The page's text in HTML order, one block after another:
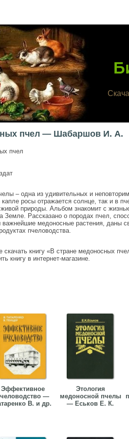
пчел — Шабаршов И. А.
пчел
– одна из удивительных и
росы отражается солнце, так и в
природы. Альбом знакомит с
Земле. Рассказано о породах пчел,
медоносные растения, даны
пчеловодства.
книгу «В стране медоносных
книгу в интернет-магазине.
Эффективное
—
В. и др.
Этология
медоносной пчелы
— Еськов Е. К.